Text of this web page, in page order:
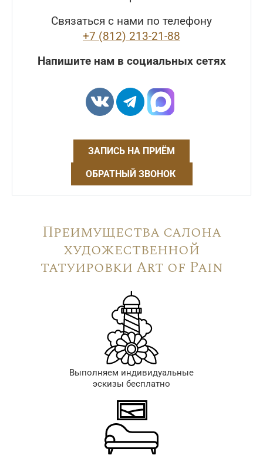
Связаться с нами по телефону
+7 (812) 213-21-88
Напишите нам в социальных сетях
ЗАПИСЬ НА ПРИЁМ
ОБРАТНЫЙ ЗВОНОК
Преимущества салона
художественной
татуировки Art of Pain
Выполняем индивидуальные
эскизы бесплатно